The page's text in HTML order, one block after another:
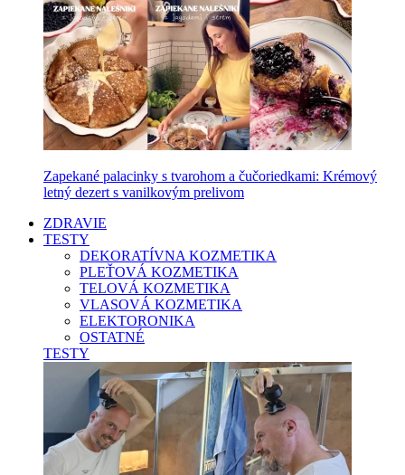
Zapekané palacinky s tvarohom a čučoriedkami: Krémový
letný dezert s vanilkovým prelivom
ZDRAVIE
TESTY
DEKORATÍVNA KOZMETIKA
PLEŤOVÁ KOZMETIKA
TELOVÁ KOZMETIKA
VLASOVÁ KOZMETIKA
ELEKTORONIKA
OSTATNÉ
TESTY